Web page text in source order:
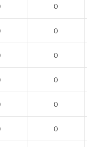
0
0
0
0
0
0